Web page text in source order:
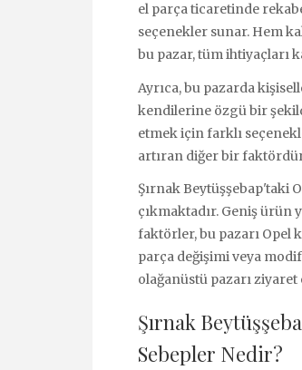
el parça ticaretinde
seçenekler sunar. Hem
bu pazar, tüm ihtiyaçları
Ayrıca, bu pazarda
kendilerine özgü bir
etmek için farklı
artıran diğer bir
Şırnak Beytüşşebap'taki
çıkmaktadır. Geniş
faktörler, bu pazarı Opel
parça değişimi veya
olağanüstü pazarı
Şırnak
Sebepler Nedir?